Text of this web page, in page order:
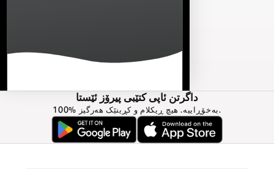
داگرتن ئاپی کتێبی پیرۆز ئێستا
100% بەخۆڕاییە. هیچ ڕیکلام و کڕینێک هەرگیز.